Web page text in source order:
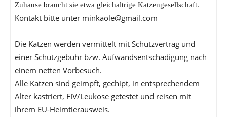
Zuhause braucht sie etwa gleichaltrige Katzengesellschaft.
Kontakt bitte unter minkaole@gmail.com
Die Katzen werden vermittelt mit Schutzvertrag und
einer Schutzgebühr bzw. Aufwandsentschädigung nach
einem netten Vorbesuch.
Alle Katzen sind geimpft, gechipt, in entsprechendem
Alter kastriert, FIV/Leukose getestet und reisen mit
ihrem EU-Heimtierausweis.